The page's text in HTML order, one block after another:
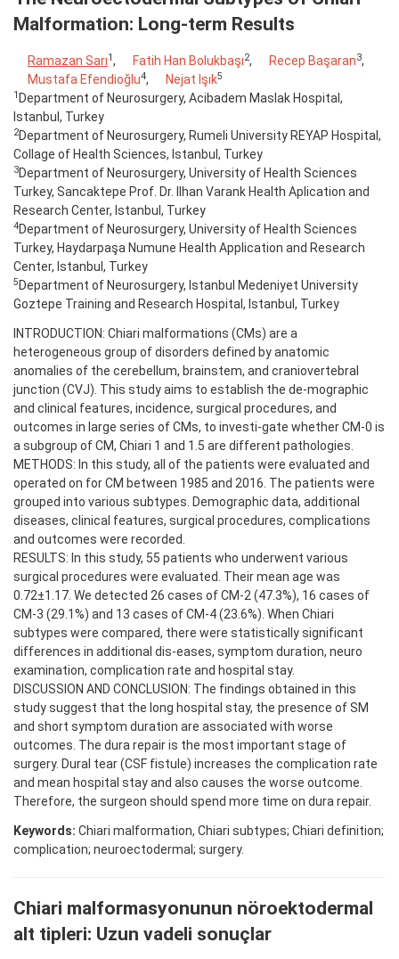
Malformation: Long-term Results
Ramazan Sarı1, Fatih Han Bolukbaşı2, Recep Başaran3,
Mustafa Efendioğlu4, Nejat Işık5
1 Department of Neurosurgery, Acibadem Maslak Hospital,
Istanbul, Turkey
2Department of Neurosurgery, Rumeli University REYAP Hospital,
Collage of Health Sciences, Istanbul, Turkey
3Department of Neurosurgery, University of Health Sciences
Turkey, Sancaktepe Prof. Dr. Ilhan Varank Health Aplication and
Research Center, Istanbul, Turkey
4Department of Neurosurgery, University of Health Sciences
Turkey, Haydarpaşa Numune Health Application and Research
Center, Istanbul, Turkey
5 Department of Neurosurgery, Istanbul Medeniyet University
Goztepe Training and Research Hospital, Istanbul, Turkey
INTRODUCTION: Chiari malformations (CMs) are a
heterogeneous group of disorders defined by anatomic
anomalies of the cerebellum, brainstem, and craniovertebral
junction (CVJ). This study aims to establish the de-mographic
and clinical features, incidence, surgical procedures, and
outcomes in large series of CMs, to investi-gate whether CM-0 is
a subgroup of CM, Chiari 1 and 1.5 are different pathologies.
METHODS: In this study, all of the patients were evaluated and
operated on for CM between 1985 and 2016. The patients were
grouped into various subtypes. Demographic data, additional
diseases, clinical features, surgical procedures, complications
and outcomes were recorded.
RESULTS: In this study, 55 patients who underwent various
surgical procedures were evaluated. Their mean age was
0.72±1.17. We detected 26 cases of CM-2 (47.3%), 16 cases of
CM-3 (29.1%) and 13 cases of CM-4 (23.6%). When Chiari
subtypes were compared, there were statistically significant
differences in additional dis-eases, symptom duration, neuro
examination, complication rate and hospital stay.
DISCUSSION AND CONCLUSION: The findings obtained in this
study suggest that the long hospital stay, the presence of SM
and short symptom duration are associated with worse
outcomes. The dura repair is the most important stage of
surgery. Dural tear (CSF fistule) increases the complication rate
and mean hospital stay and also causes the worse outcome.
Therefore, the surgeon should spend more time on dura repair.
Keywords: Chiari malformation, Chiari subtypes; Chiari definition;
complication; neuroectodermal; surgery.
Chiari malformasyonunun nöroektodermal
alt tipleri: Uzun vadeli sonuçlar